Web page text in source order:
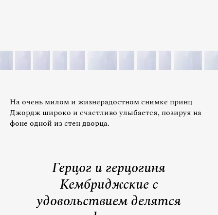
На очень милом и жизнерадостном снимке принц
Джордж широко и счастливо улыбается, позируя на
фоне одной из стен дворца.
Герцог и герцогиня
Кембриджские с
удовольствием делятся